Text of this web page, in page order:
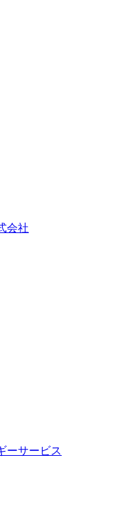
会社
ーサービス